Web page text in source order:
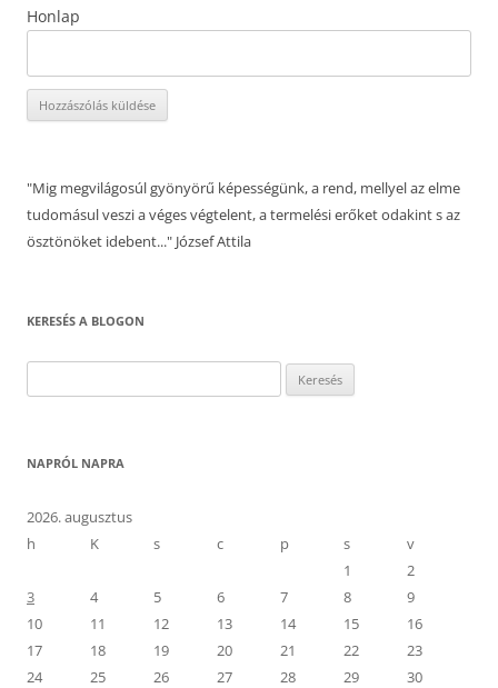
Honlap
"Mig megvilágosúl gyönyörű képességünk, a rend, mellyel az elme
tudomásul veszi a véges végtelent, a termelési erőket odakint s az
ösztönöket idebent..." József Attila
KERESÉS A BLOGON
NAPRÓL NAPRA
2026. augusztus
h
K s c p s
v
1
2
3
4 5 6 7 8
9
10
11 12 13 14 15
16
17
18 19 20 21 22
23
24
25 26 27 28 29
30